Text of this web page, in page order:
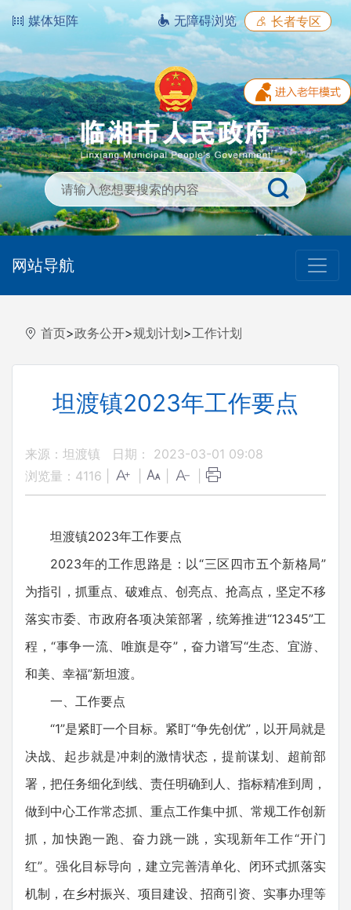
媒体矩阵 无障碍浏览 长者专区
网站导航
首页>政务公开>规划计划>工作计划
坦渡镇2023年工作要点
来源：坦渡镇
日期： 2023-03-01 09:08
浏览量： 4116
坦渡镇2023年工作要点
2023年的工作思路是：以“三区四市五个新格局”
为指引，抓重点、破难点、创亮点、抢高点，坚定不移
落实市委、市政府各项决策部署，统筹推进“12345”工
程，“事争一流、唯旗是夺”，奋力谱写“生态、宜游、
和美、幸福”新坦渡。
一、工作要点
“1”是紧盯一个目标。紧盯“争先创优”，以开局就是
决战、起步就是冲刺的激情状态，提前谋划、超前部
署，把任务细化到线、责任明确到人、指标精准到周，
做到中心工作常态抓、重点工作集中抓、常规工作创新
抓，加快跑一跑、奋力跳一跳，实现新年工作“开门
红”。强化目标导向，建立完善清单化、闭环式抓落实
机制，在乡村振兴、项目建设、招商引资、实事办理等